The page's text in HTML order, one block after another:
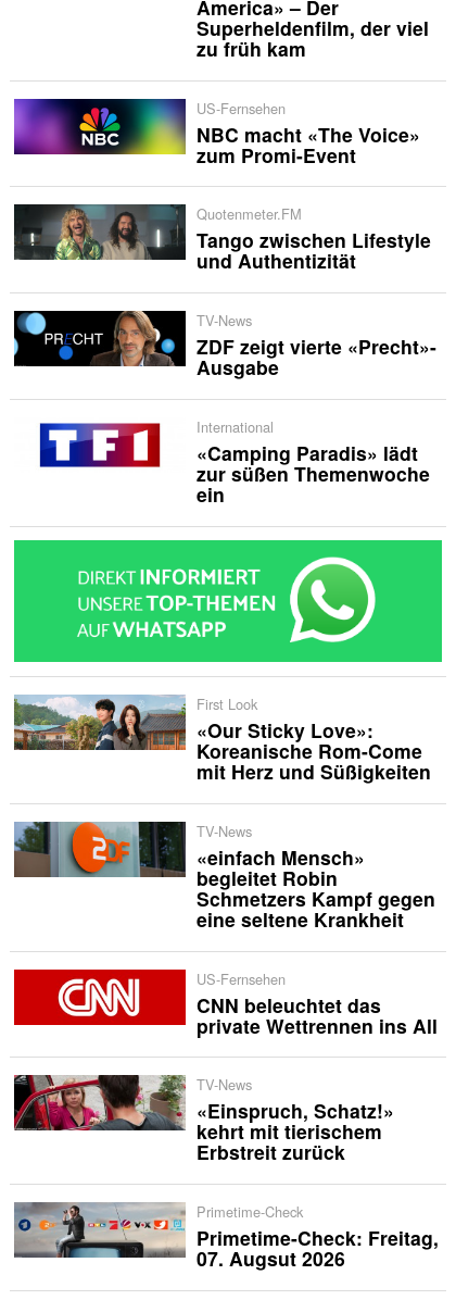
America» – Der
Superheldenfilm, der viel
zu früh kam
US-Fernsehen
NBC macht «The Voice»
zum Promi-Event
Quotenmeter.FM
Tango zwischen Lifestyle
und Authentizität
TV-News
ZDF zeigt vierte «Precht»-
Ausgabe
International
«Camping Paradis» lädt
zur süßen Themenwoche
ein
First Look
«Our Sticky Love»:
Koreanische Rom-Come
mit Herz und Süßigkeiten
TV-News
«einfach Mensch»
begleitet Robin
Schmetzers Kampf gegen
eine seltene Krankheit
US-Fernsehen
CNN beleuchtet das
private Wettrennen ins All
TV-News
«Einspruch, Schatz!»
kehrt mit tierischem
Erbstreit zurück
Primetime-Check
Primetime-Check: Freitag,
07. Augsut 2026